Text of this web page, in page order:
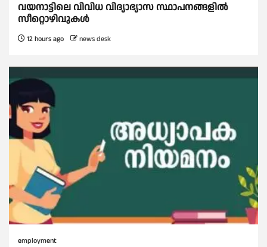
വയനാട്ടിലെ വിവിധ വിദ്യാഭ്യാസ സ്ഥാപനങ്ങളിൽ
സീറ്റൊഴിവുകൾ
12 hours ago news desk
employment